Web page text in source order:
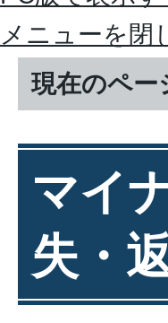
メニューを閉
現在のペー
マイ
失・